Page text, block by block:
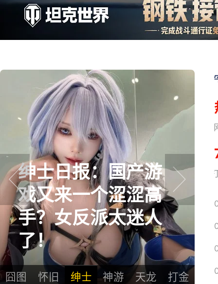
好评率超97%！一
群高中生做的免费
游戏，竟成为8月最
大黑马！
prev next
囧图 怀旧 绅士 神游 天龙 打金
网易搜